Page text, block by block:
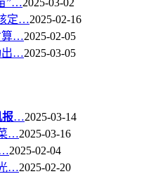
”…2025-03-02
定…2025-02-16
算…2025-02-05
出…2025-03-05
报…2025-03-14
…2025-03-16
…2025-02-04
…2025-02-20